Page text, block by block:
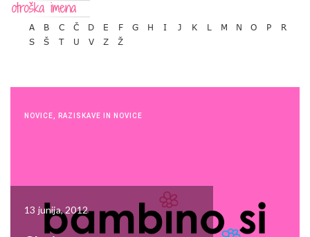
A B C Č D E F G H I J K L M N O P
R
S
Š T U V Z Ž
NOVICE RAZISKAVE IN NOVICE
13 junija, 2012